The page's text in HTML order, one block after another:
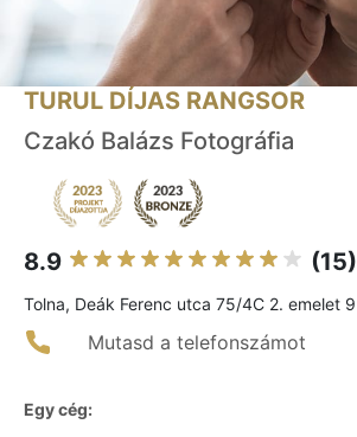
TURUL DÍJAS RANGSOR
Czakó Balázs Fotográfia
8.9 (15)
Tolna, Deák Ferenc utca 75/4C 2. emelet 9
Mutasd a telefonszámot
Egy cég: